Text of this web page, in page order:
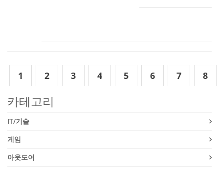
1 2 3 4 5 6 7 8
카테고리
IT/기술
게임
아웃도어